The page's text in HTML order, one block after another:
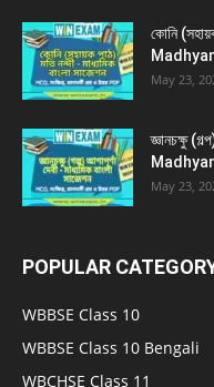
কোনি
May 23,
জ্ঞানচক্ষু
May 23,
POPULAR
WBBSE Class 10
WBBSE Class 10 Bengali
WBCHSE Class 11